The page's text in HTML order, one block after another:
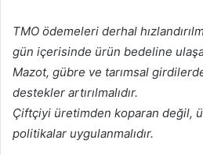
TMO ödemeleri derhal
gün içerisinde ürün bedeline
Mazot, gübre ve tarımsal
destekler artırılmalıdır.
Çiftçiyi üretimden koparan değil,
politikalar uygulanmalıdır.